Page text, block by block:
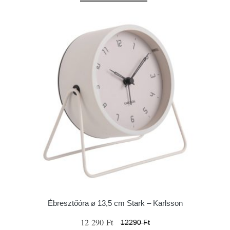
Ébresztőóra ø 13,5 cm Stark – Karlsson
12 290 Ft 12290 Ft